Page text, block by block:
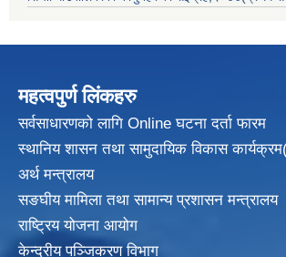
महत्वपुर्ण लिंकहरु
सर्वसाधारणको लागि Online घटना दर्ता फारम
स्थानिय शासन तथा सामुदायिक विकास
अर्थ मन्त्रालय
सङघीय मामिला तथा सामान्य प्रशासन मन्त्रालय
राष्ट्रिय योजना आयोग
केन्द्रीय पञ्जिकरण विभाग